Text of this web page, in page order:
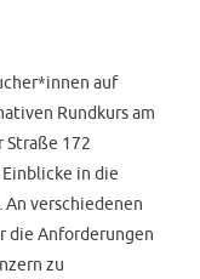
auf
Rundkurs am
Straße 172
in die
verschiedenen
die Anforderungen
zu